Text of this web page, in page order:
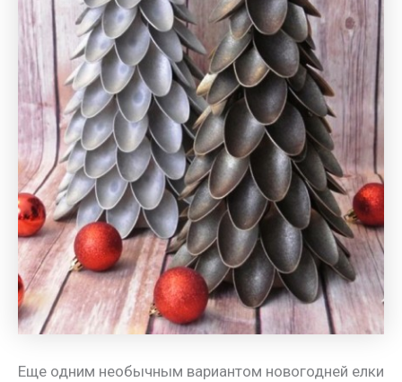
Еще одним необычным вариантом новогодней елки